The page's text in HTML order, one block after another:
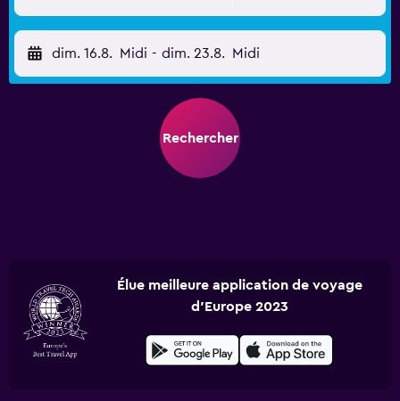
dim. 16.8. Midi - dim. 23.8. Midi
Rechercher
Élue meilleure application de voyage
d'Europe 2023